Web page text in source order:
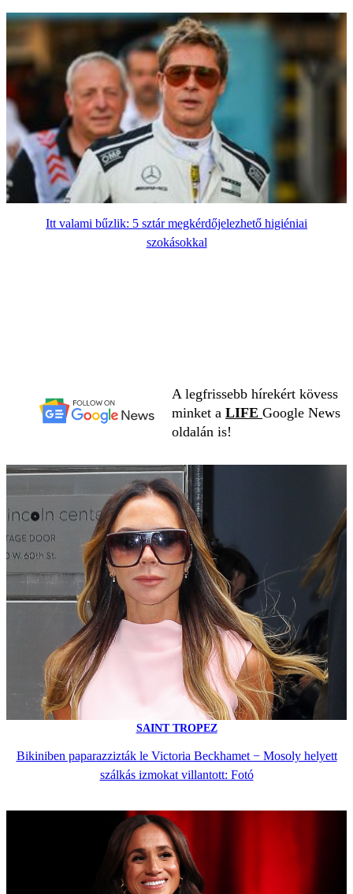
Itt valami bűzlik: 5 sztár megkérdőjelezhető higiéniai
szokásokkal
A legfrissebb hírekért kövess
minket a LIFE Google News
oldalán is!
SAINT TROPEZ
Bikiniben paparazzizták le Victoria Beckhamet − Mosoly helyett
szálkás izmokat villantott: Fotó